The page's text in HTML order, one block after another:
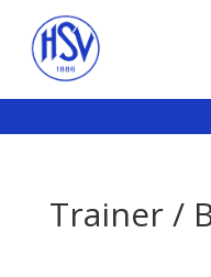
Trainer /